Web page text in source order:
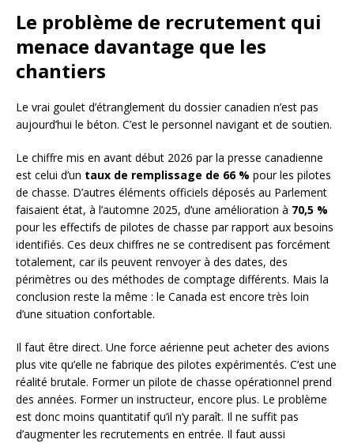
Le problème de recrutement qui
menace davantage que les
chantiers
Le vrai goulet d’étranglement du dossier canadien n’est pas
aujourd’hui le béton. C’est le personnel navigant et de soutien.
Le chiffre mis en avant début 2026 par la presse canadienne
est celui d’un taux de remplissage de 66 % pour les pilotes
de chasse. D’autres éléments officiels déposés au Parlement
faisaient état, à l’automne 2025, d’une amélioration à 70,5 %
pour les effectifs de pilotes de chasse par rapport aux besoins
identifiés. Ces deux chiffres ne se contredisent pas forcément
totalement, car ils peuvent renvoyer à des dates, des
périmètres ou des méthodes de comptage différents. Mais la
conclusion reste la même : le Canada est encore très loin
d’une situation confortable.
Il faut être direct. Une force aérienne peut acheter des avions
plus vite qu’elle ne fabrique des pilotes expérimentés. C’est une
réalité brutale. Former un pilote de chasse opérationnel prend
des années. Former un instructeur, encore plus. Le problème
est donc moins quantitatif qu’il n’y paraît. Il ne suffit pas
d’augmenter les recrutements en entrée. Il faut aussi